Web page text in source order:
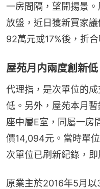
一房間隔，望開揚景
放盤，近日獲新買家
92萬元或17%後，折
屋苑月内兩度創新低
代理指，是次單位的
低。另外，屋苑本月
座中層E室，同屬一房
價14,094元。當時單
次單位已刷新紀錄，
原業主於2016年5月